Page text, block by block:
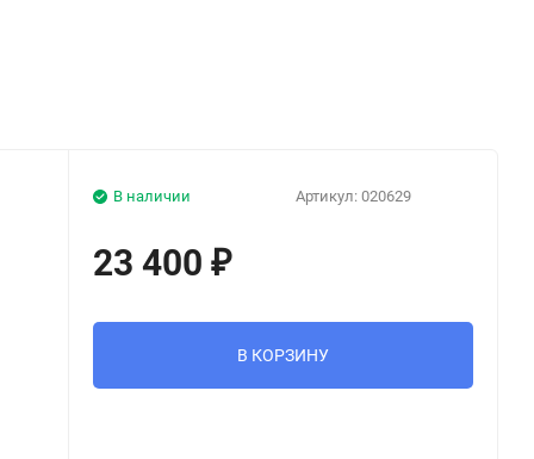
Артикул: 020629
В наличии
23 400₽
В КОРЗИНУ